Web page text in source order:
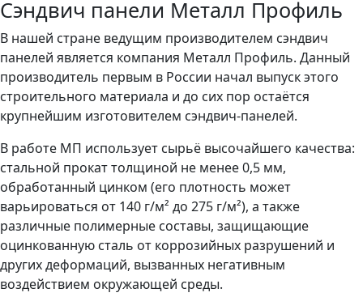
Сэндвич панели Металл Профиль
В нашей стране ведущим производителем сэндвич
панелей является компания Металл Профиль. Данный
производитель первым в России начал выпуск этого
строительного материала и до сих пор остаётся
крупнейшим изготовителем сэндвич-панелей.
В работе МП использует сырьё высочайшего качества:
стальной прокат толщиной не менее 0,5 мм,
обработанный цинком (его плотность может
варьироваться от 140 г/м² до 275 г/м²), а также
различные полимерные составы, защищающие
оцинкованную сталь от коррозийных разрушений и
других деформаций, вызванных негативным
воздействием окружающей среды.